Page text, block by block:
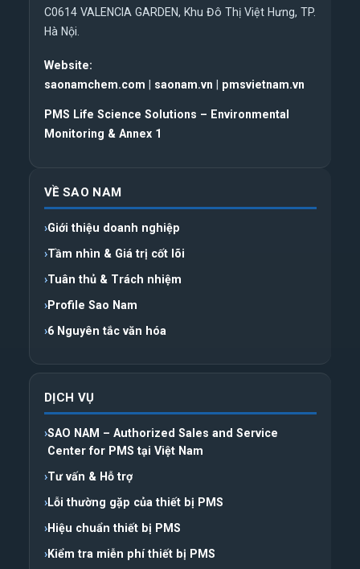
C0614 VALENCIA GARDEN, Khu Đô Thị Việt Hưng, TP.
Hà Nội.
Website:
saonamchem.com
saonam.vn pmsvietnam.vn
PMS Life Science Solutions – Environmental
Monitoring & Annex 1
VỀ SAO NAM
Giới thiệu doanh nghiệp
Tầm nhìn & Giá trị cốt lõi
Tuân thủ & Trách nhiệm
Profile Sao Nam
6 Nguyên tắc văn hóa
DỊCH VỤ
SAO NAM – Authorized Sales and Service
Center for PMS tại Việt Nam
Tư vấn & Hỗ trợ
Lỗi thường gặp của thiết bị PMS
Hiệu chuẩn thiết bị PMS
Kiểm tra miễn phí thiết bị PMS